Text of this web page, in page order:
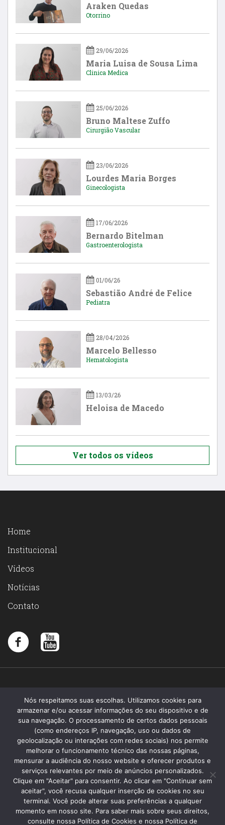
Araken Quedas
Otorrino
29/06/2026
Maria Luisa de Sousa Lima
Clinica Medica
25/06/2026
Bruno Maltese Zuffo
Cirurgião Vascular
23/06/2026
Lourdes Maria Borges
Ginecologista
17/06/2026
Bernardo Bitelman
Gastroenterologista
01/06/26
Sebastião André de Felice
Pediatra
28/04/2026
Marcelo Bellesso
Hematologista
13/03/26
Heloisa de Macedo
Ver todos os vídeos
Home
Institucional
Vídeos
Notícias
Contato
Santa Memória 2019 - Todos os direitos reservados
Nós respeitamos suas escolhas. Utilizamos cookies para
armazenar e/ou acessar informações do seu dispositivo e de
sua navegação. O processamento de certos dados pessoais
(como endereços IP, navegação, uso ou dados de
geolocalização ou interações com redes sociais) nos permite
melhorar o funcionamento técnico das nossas páginas,
mensurar a audiência do nosso website e oferecer produtos e
serviços relevantes por meio de anúncios personalizados.
Clique em "Aceitar" para consentir. Ao clicar em "Continuar sem
aceitar", você recusa qualquer inserção de cookies no seu
terminal. Você pode alterar suas preferências a qualquer
momento em nosso site. Para saber mais sobre seus direitos,
consulte nossa Política de Cookies e nossa Política de